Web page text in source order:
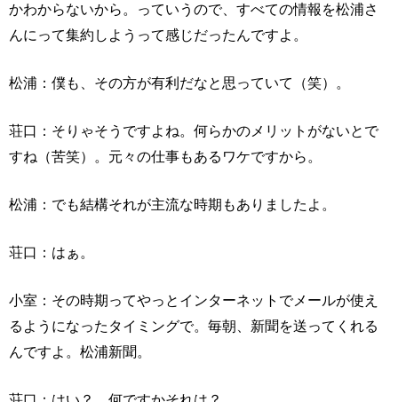
かわからないから。っていうので、すべての情報を松浦さ
んにって集約しようって感じだったんですよ。
松浦：僕も、その方が有利だなと思っていて（笑）。
荘口：そりゃそうですよね。何らかのメリットがないとで
すね（苦笑）。元々の仕事もあるワケですから。
松浦：でも結構それが主流な時期もありましたよ。
荘口：はぁ。
小室：その時期ってやっとインターネットでメールが使え
るようになったタイミングで。毎朝、新聞を送ってくれる
んですよ。松浦新聞。